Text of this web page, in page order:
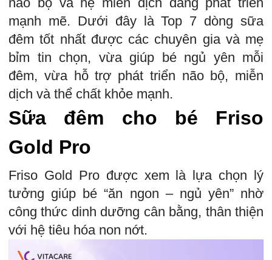
mạnh mẽ. Dưới đây là Top 7 dòng sữa
đêm tốt nhất được các chuyên gia và mẹ
bỉm tin chọn, vừa giúp bé ngủ yên mỗi
đêm, vừa hỗ trợ phát triển não bộ, miễn
dịch và thể chất khỏe mạnh.
Sữa đêm cho bé Friso
Gold Pro
Friso Gold Pro được xem là lựa chọn lý
tưởng giúp bé “ăn ngon – ngủ yên” nhờ
công thức dinh dưỡng cân bằng, thân thiện
với hệ tiêu hóa non nớt.